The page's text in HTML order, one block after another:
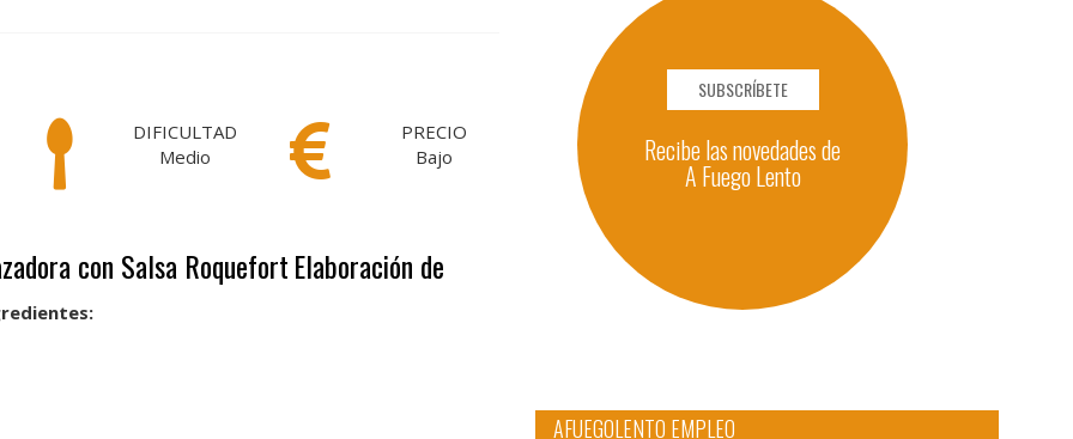
DIFICULTAD
Medio
PRECIO
Bajo
con Salsa RoquefortElaboración de
SUBSCRÍBETE
Recibe las novedades de
A Fuego Lento
AFUEGOLENTO EMPLEO